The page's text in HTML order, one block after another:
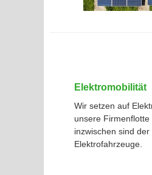
Elektromobilität
Wir setzen auf
unsere
inzwischen sind
Elektrofahrzeuge.